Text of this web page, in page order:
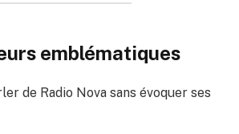
emblématiques
de Radio Nova sans évoquer ses